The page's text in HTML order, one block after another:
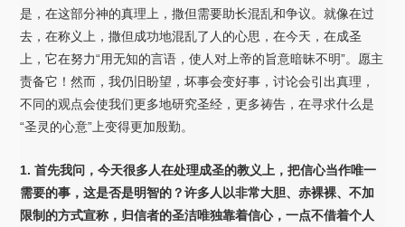
是，在这部分神的真理上，撒但需要助长混乱和争议。就像在过
去，在称义上，撒但成功地混乱了人的心思，在今天，在成圣
上，它在努力“用无知的言语，使人对上帝的旨意暗昧不明”。愿主
责备它！然而，我仍旧盼望，坏事会变好事，讨论会引出真理，
不同的观点会使我们更多地研究圣经，更多祷告，在寻求什么是
“圣灵的心意”上变得更加殷勤。
1.首先我问，今天很多人在处理成圣的教义上，把信心当作唯一
需要的事，这是否是明智的？许多人以非常大胆、赤裸裸、不加
限制的方式宣称，归信者的圣洁唯独靠着信心，一点不借着个人